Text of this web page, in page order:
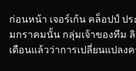
ก่อนหน้า เจอร์เก้น คล็อปป์ ป
มกราคมนั้น กลุ่มเจ้าของทีม ลิ
เดือนแล้วว่าการเปลี่ยนแปลง